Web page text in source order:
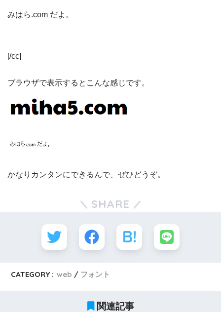
みはら.com だよ。
[/cc]
ブラウザで表示するとこんな感じです。
かなりカンタンにできるんで、ぜひどうぞ。
SHARE
CATEGORY : web フォント
関連記事